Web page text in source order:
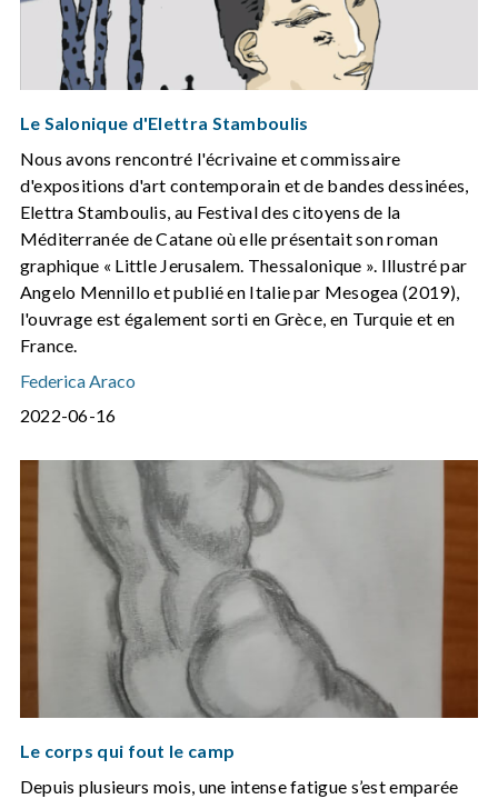
Le Salonique d'Elettra Stamboulis
Nous avons rencontré l'écrivaine et commissaire
d'expositions d'art contemporain et de bandes dessinées,
Elettra Stamboulis, au Festival des citoyens de la
Méditerranée de Catane où elle présentait son roman
graphique « Little Jerusalem. Thessalonique ». Illustré par
Angelo Mennillo et publié en Italie par Mesogea (2019),
l'ouvrage est également sorti en Grèce, en Turquie et en
France.
Federica Araco
2022-06-16
Le corps qui fout le camp
Depuis plusieurs mois, une intense fatigue s’est emparée